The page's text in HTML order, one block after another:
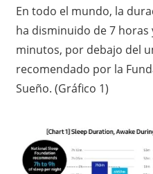
En todo el mundo, la
ha disminuido de 7 horas
minutos, por debajo del
recomendado por la
Sueño. (Gráfico 1)